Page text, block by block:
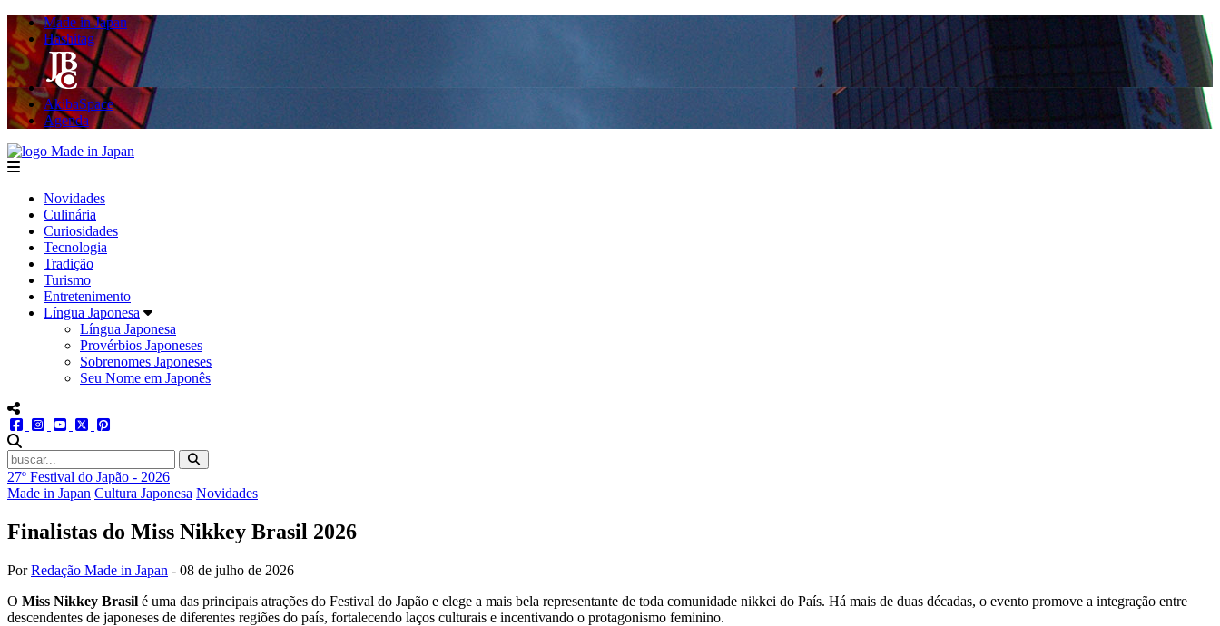
Made in Japan
Hashitag
AkibaSpace
Agenda
menu
Novidades
Culinária
Curiosidades
Tecnologia
Tradição
Turismo
Entretenimento
Língua Japonesa
Língua Japonesa
Provérbios Japoneses
Sobrenomes Japoneses
Seu Nome em Japonês
menu redes social
facebookinstagram
youtube
twitter
27º Festival do Japão - 2026
Made in Japan Cultura Japonesa Novidades
Finalistas do Miss Nikkey Brasil 2026
PorRedação Made in Japan - 08 de julho de 2026
O Miss Nikkey Brasil é uma das principais atrações do Festival do Japão e elege a mais bela representante de toda comunidade nikkei do País. Há mais de duas décadas, o evento promove a integração entre
descendentes de japoneses de diferentes regiões do país, fortalecendo laços culturais e incentivando o protagonismo feminino.